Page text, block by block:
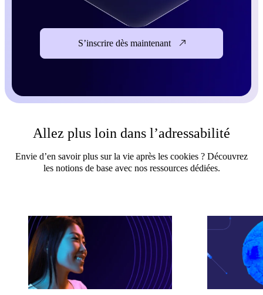
S’inscrire dès maintenant
Allez plus loin dans l’adressabilité
Envie d’en savoir plus sur la vie après les cookies ? Découvrez
les notions de base avec nos ressources dédiées.